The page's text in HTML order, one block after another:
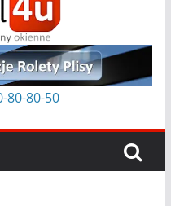
rzymskie?
okna: praktyczny
80-80-50